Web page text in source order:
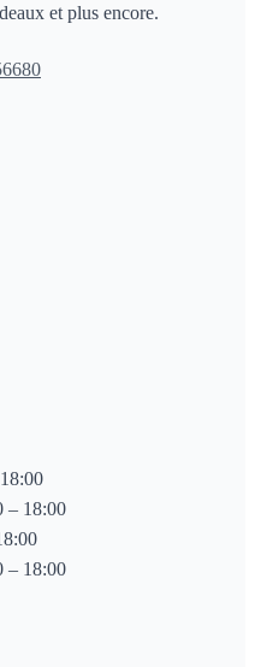
et plus encore.
– 18:00
– 18:00